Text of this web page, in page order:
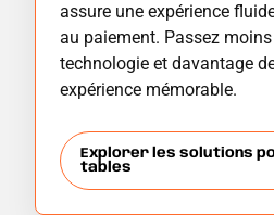
assure une expérience
au paiement. Passez
technologie et davantage
expérience mémorable.
Explorer les solutions
tables